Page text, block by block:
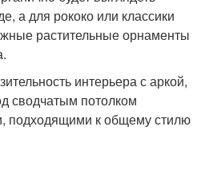
а для рококо или классики
растительные орнаменты
интерьера с аркой,
сводчатым потолком
подходящими к общему стилю